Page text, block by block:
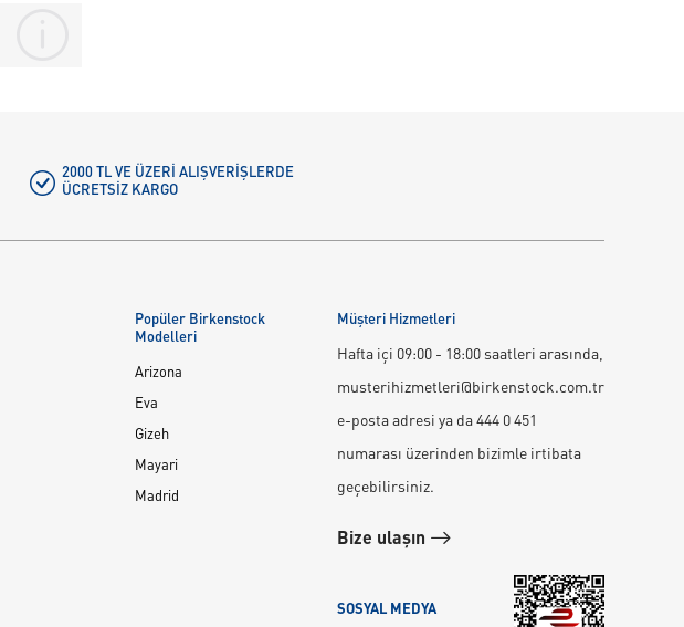
2000 TL VE ÜZERİ ALIŞVERİŞLERDE
ÜCRETSIZ KARGO
Popüler Birkenstock
Modelleri
Arizona
Eva
Gizeh
Mayari
Madrid
Müşteri Hizmetleri
Hafta içi 09:00 - 18:00 saatleri arasında,
musterihizmetleri@birkenstock.com.tr
e-posta adresi ya da 444 0 451
numarası üzerinden bizimle irtibata
geçebilirsiniz.
Bize ulaşın
SOSYAL MEDYA